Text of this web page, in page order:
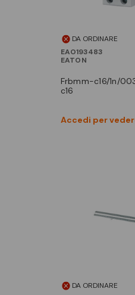
DA ORDINARE
EAO193483
EATON
frbmm-c16/1n/003-f mtd 1n
c16
Accedi per
DA ORDINARE